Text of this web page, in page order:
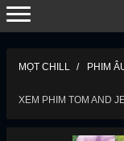
MỌT CHILL PHIM
XEM PHIM TOM AND